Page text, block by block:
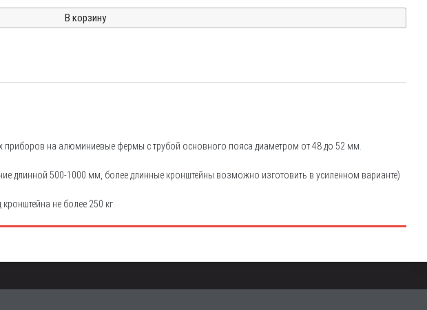
приборов на алюминиевые фермы с трубой основного пояса диаметром от 48 до 52 мм.
длинной 500-1000 мм, более длинные кронштейны возможно изготовить в усиленном варианте)
не более 250 кг.